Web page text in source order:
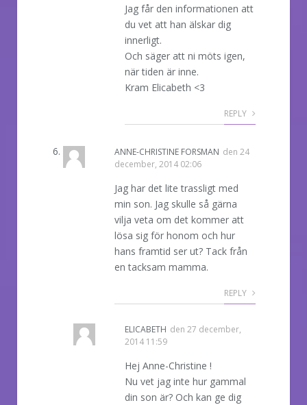
Jag får den informationen att
du vet att han älskar dig
innerligt.
Och säger att ni möts igen,
när tiden är inne.
Kram Elicabeth <3
REPLY
ANNE-CHRISTINE FORSMAN den 24
december, 2014 02:06
Jag har det lite trassligt med
min son. Jag skulle så gärna
vilja veta om det kommer att
lösa sig för honom och hur
hans framtid ser ut? Tack från
en tacksam mamma.
REPLY
ELICABETH den 27 december,
2014 11:59
Hej Anne-Christine !
Nu vet jag inte hur gammal
din son är? Och kan ge dig